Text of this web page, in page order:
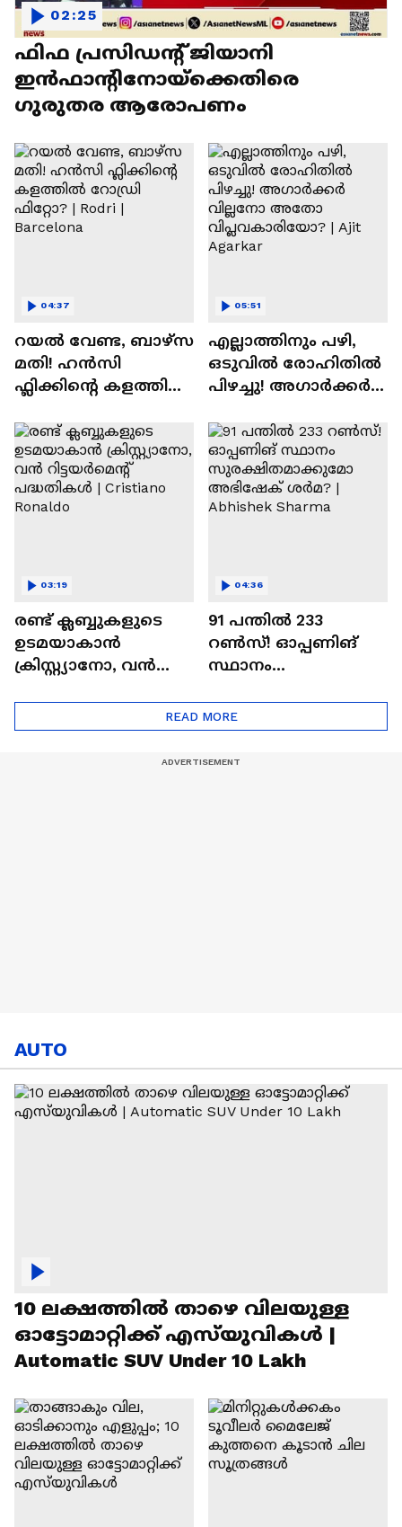
ഫിഫ പ്രസിഡന്റ് ജിയാനി
ഇൻഫാന്റിനോയ്‌ക്കെതിരെ
ഗുരുതര ആരോപണം
02:25
റയല്‍ വേണ്ട, ബാഴ്‌സ
മതി! ഹൻസി
ഫ്ലിക്കിന്റെ കളത്തില്‍
Rodri | Barcelona
04:37
എല്ലാത്തിനും പഴി,
ഒടുവില്‍ രോഹിതില്‍
പിഴച്ചു! അഗാര്‍ക്കർ
വിപ്ലവകാരിയോ? |
Ajit Agarkar
05:51
രണ്ട്‌ ക്ലബ്ബുകളുടെ
ഉടമയാകാന്‍
ക്രിസ്റ്റ്യാനോ, വന്‍
പദ്ധതികള്‍ | Cristiano
Ronaldo
03:19
91 പന്തില്‍ 233
റണ്‍സ്! ഓപ്പണിങ്
സ്ഥാനം
അഭിഷേക് ശർമ? |
Abhishek Sharma
04:36
READ MORE
AUTO
10 ലക്ഷത്തിൽ താഴെ വിലയുള്ള
ഓട്ടോമാറ്റിക്ക് എസ്‍യുവികൾ |
Automatic SUV Under 10 Lakh